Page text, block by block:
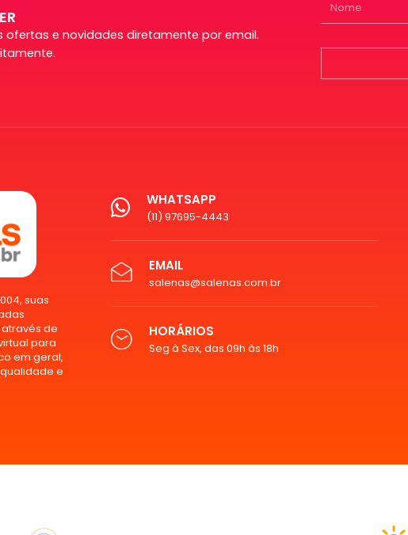
ofertas e novidades diretamente por email.
suas
de
para
em geral,
e
WHATSAPP
(11) 97695-4443
EMAIL
salenas@salenas.com.br
HORÁRIOS
Seg à Sex, das 09h às 18h